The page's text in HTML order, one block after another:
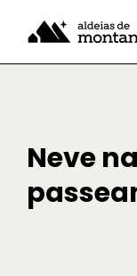
content
Neve